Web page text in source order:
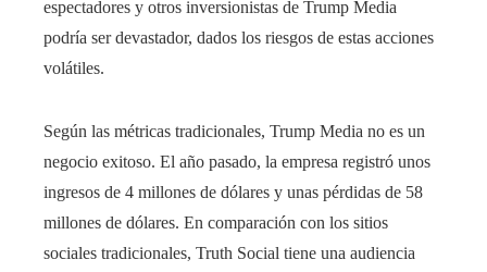
espectadores y otros inversionistas de Trump Media
podría ser devastador, dados los riesgos de estas acciones
volátiles.
Según las métricas tradicionales, Trump Media no es un
negocio exitoso. El año pasado, la empresa registró unos
ingresos de 4 millones de dólares y unas pérdidas de 58
millones de dólares. En comparación con los sitios
sociales tradicionales, Truth Social tiene una audiencia